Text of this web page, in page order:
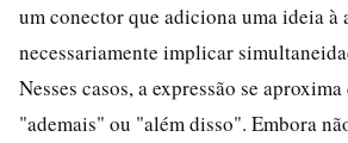
um conector que adiciona uma ideia à
necessariamente implicar
Nesses casos, a expressão se
"ademais" ou "além disso". Embora